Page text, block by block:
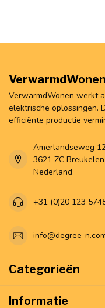
VerwarmdWonen werkt
elektrische oplossingen.
efficiënte productie
Amerlandseweg
3621 ZC Breukelen
Nederland
+31 (0)20 123
info@degree-
Categorieën
Informatie